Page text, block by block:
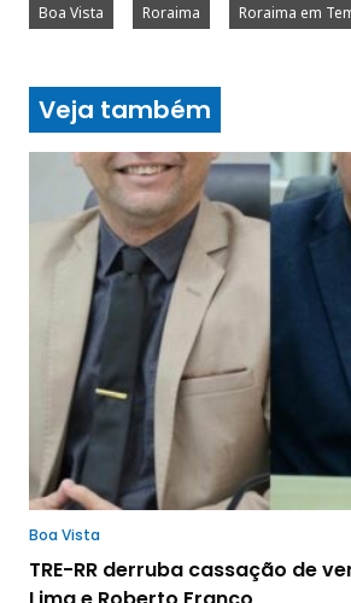
Boa Vista Roraima Roraima em
Veja também
Boa Vista
TRE-RR derruba cassação de